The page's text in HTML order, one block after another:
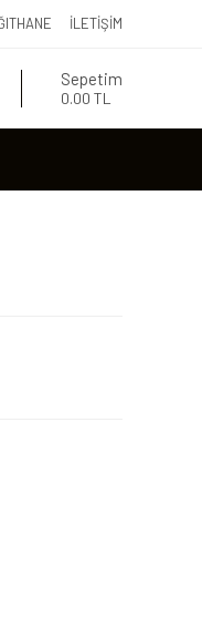
İLETIŞIM
Sepetim
0.00 TL